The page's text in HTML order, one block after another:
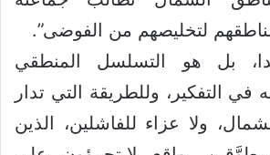
لتخليصهم من الفوضى”.
بل هو التسلسل المنطقي
التفكير، وللطريقة التي تدار
ولا عزاء للفاشلين، الذين